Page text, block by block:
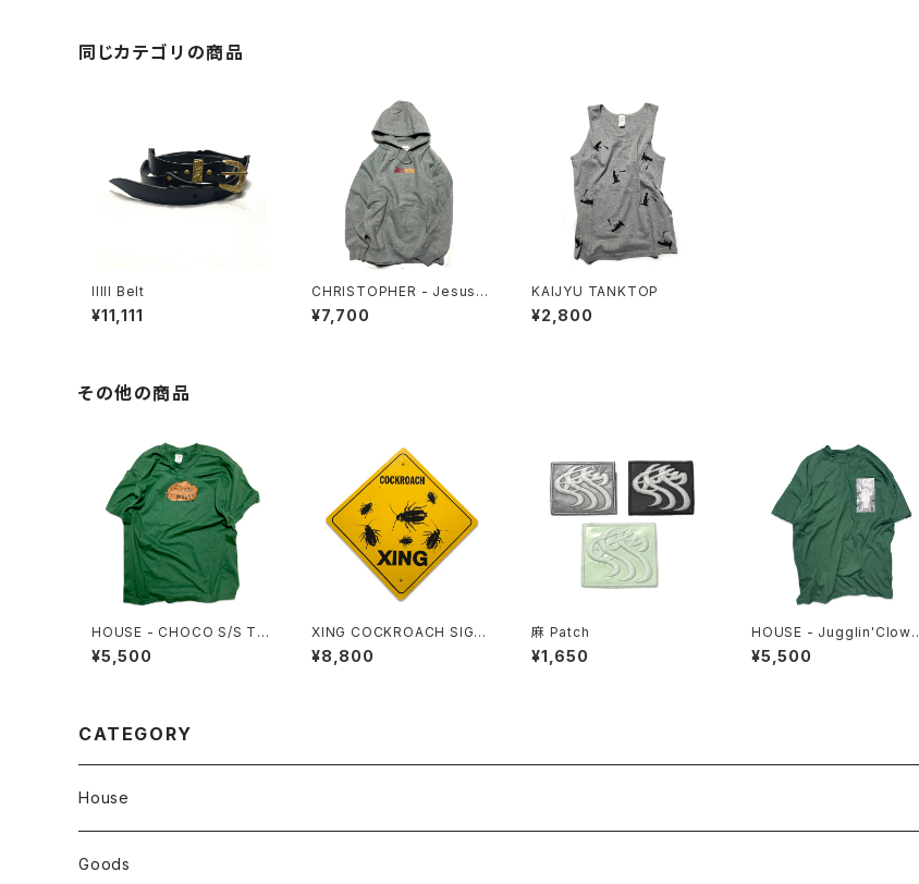
同じカテゴリの商品
lllll Belt
¥11,111
CHRISTOPHER - Jesus O
ffer Hoodie
¥7,700
KAIJYU TANKTOP
¥2,800
その他の商品
HOUSE - CHOCO S/S Te
e. Forest Green
¥5,500
XING COCKROACH SIGN
BOARD
¥8,800
麻 Patch
¥1,650
HOUSE - Jugglin'Clown
Tee
¥5,500
CATEGORY
House
Tops
Goods